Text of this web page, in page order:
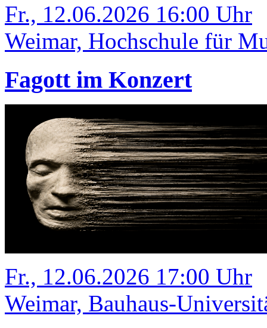
Fr., 12.06.2026 16:00 Uhr
Weimar, Hochschule für
Fagott im Konzert
Fr., 12.06.2026 17:00 Uhr
Weimar, Bauhaus-